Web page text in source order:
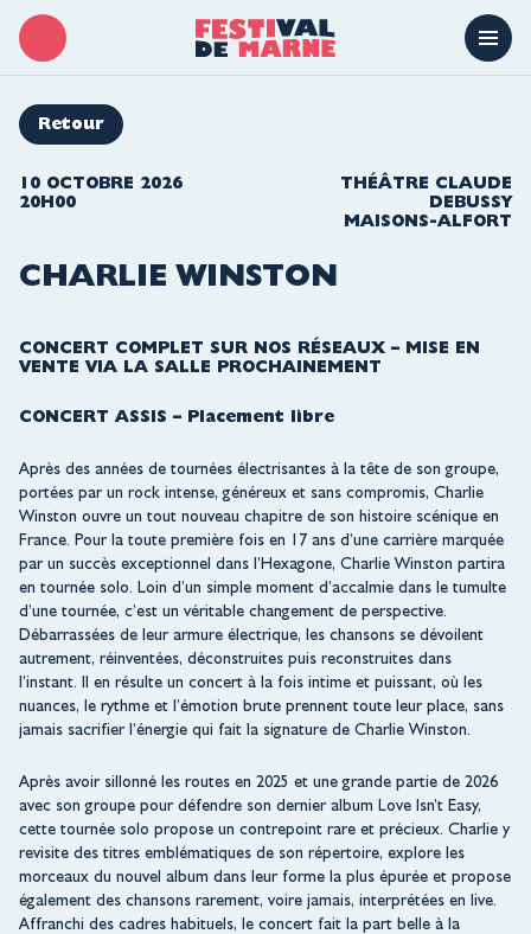
Retour
10 OCTOBRE 2026
20H00
THÉÂTRE CLAUDE
DEBUSSY
MAISONS-ALFORT
CHARLIE WINSTON
CONCERT COMPLET SUR NOS RÉSEAUX – MISE EN
VENTE VIA LA SALLE PROCHAINEMENT
CONCERT ASSIS – Placement libre
Après des années de tournées électrisantes à la tête de son groupe,
portées par un rock intense, généreux et sans compromis, Charlie
Winston ouvre un tout nouveau chapitre de son histoire scénique en
France. Pour la toute première fois en 17 ans d’une carrière marquée
par un succès exceptionnel dans l’Hexagone, Charlie Winston partira
en tournée solo. Loin d’un simple moment d’accalmie dans le tumulte
d’une tournée, c’est un véritable changement de perspective.
Débarrassées de leur armure électrique, les chansons se dévoilent
autrement, réinventées, déconstruites puis reconstruites dans
l’instant. Il en résulte un concert à la fois intime et puissant, où les
nuances, le rythme et l’émotion brute prennent toute leur place, sans
jamais sacrifier l’énergie qui fait la signature de Charlie Winston.
Après avoir sillonné les routes en 2025 et une grande partie de 2026
avec son groupe pour défendre son dernier album Love Isn’t Easy,
cette tournée solo propose un contrepoint rare et précieux. Charlie y
revisite des titres emblématiques de son répertoire, explore les
morceaux du nouvel album dans leur forme la plus épurée et propose
également des chansons rarement, voire jamais, interprétées en live.
Affranchi des cadres habituels, le concert fait la part belle à la